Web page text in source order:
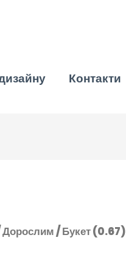
Контакти
Дорослим/ Букет (0.67)